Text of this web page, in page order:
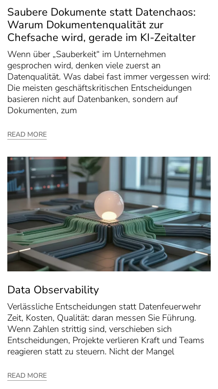
Saubere Dokumente statt Datenchaos:
Warum Dokumentenqualität zur
Chefsache wird, gerade im KI-Zeitalter
Wenn über „Sauberkeit“ im Unternehmen
gesprochen wird, denken viele zuerst an
Datenqualität. Was dabei fast immer vergessen wird:
Die meisten geschäftskritischen Entscheidungen
basieren nicht auf Datenbanken, sondern auf
Dokumenten, zum
READ MORE
Data Observability
Verlässliche Entscheidungen statt Datenfeuerwehr
Zeit, Kosten, Qualität: daran messen Sie Führung.
Wenn Zahlen strittig sind, verschieben sich
Entscheidungen, Projekte verlieren Kraft und Teams
reagieren statt zu steuern. Nicht der Mangel
READ MORE